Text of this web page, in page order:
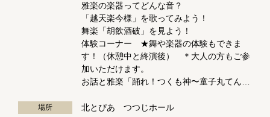
雅楽の楽器ってどんな音？
「越天楽今様」を歌ってみよう！
舞楽「胡飲酒破」を見よう！
体験コーナー ★舞や楽器の体験もできま
す！（休憩中と終演後） ＊大人の方もご参
加いただけます。
お話と雅楽「踊れ！つくも神〜童子丸てん…
場所 北とぴあ つつじホール